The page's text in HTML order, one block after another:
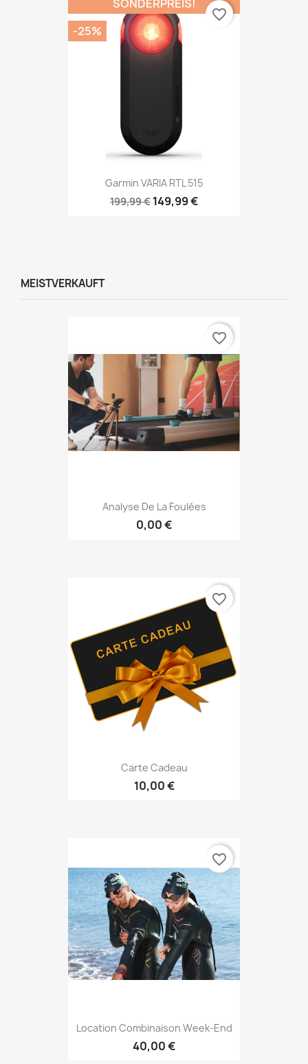
Garmin VARIA RTL 515
199,99 € 149,99 €
SONDERPREIS!
-25%
favorite_border
MEISTVERKAUFT
Analyse De La Foulées
0,00 €
favorite_border
Carte Cadeau
10,00 €
favorite_border
Location Combinaison Week-End
40,00 €
favorite_border